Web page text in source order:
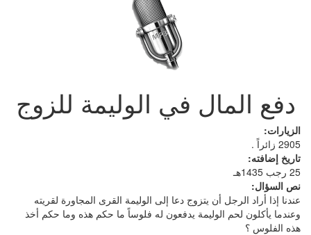
دفع المال في الوليمة للزوج
الزيارات:
2905 زائراً .
تاريخ إضافته:
25 رجب 1435هـ
نص السؤال:
عندنا إذا أراد الرجل أن يتزوج دعا إلى الوليمة القرى المجاورة لقريته
وعندما يأكلون لحم الوليمة يدفعون له فلوساً ما حكم هذه وما حكم أخذ
هذه الفلوس ؟